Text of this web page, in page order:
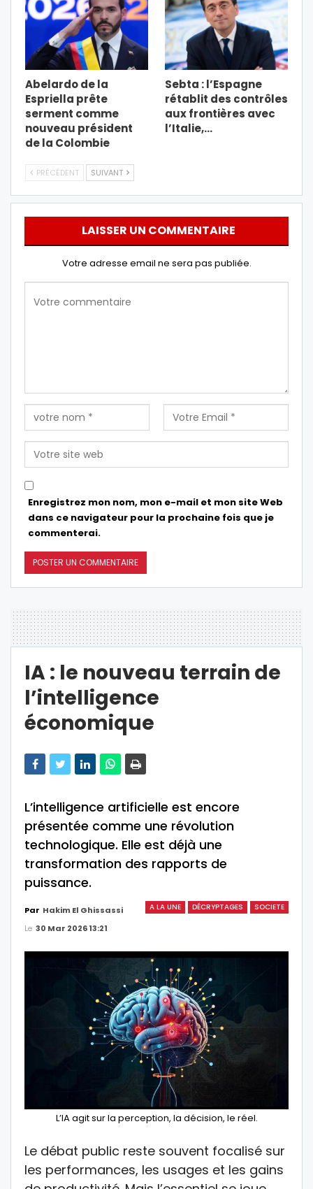
Abelardo de la
Espriella prête
serment comme
nouveau président
de la Colombie
Sebta : l’Espagne
rétablit des contrôles
aux frontières avec
l’Italie,…
PRÉCÉDENT SUIVANT
LAISSER UN COMMENTAIRE
Votre adresse email ne sera pas publiée.
Enregistrez mon nom, mon e-mail et mon site Web
dans ce navigateur pour la prochaine fois que je
commenterai.
IA : le nouveau terrain de
l’intelligence
économique
L’intelligence artificielle est encore
présentée comme une révolution
technologique. Elle est déjà une
transformation des rapports de
puissance.
A LA UNE DÉCRYPTAGES SOCIETE
Par Hakim El Ghissassi
Le 30 Mar 2026 13:21
L’IA agit sur la perception, la décision, le réel.
Le débat public reste souvent focalisé sur
les performances, les usages et les gains